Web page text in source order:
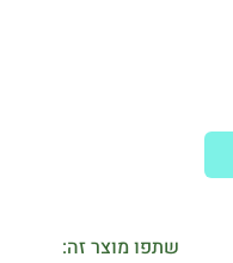
שתפו מוצר זה: